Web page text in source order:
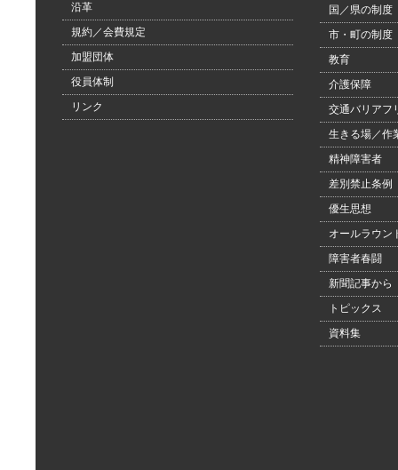
沿革
規約／会費規定
加盟団体
役員体制
リンク
国／県の制度
市・町の制度
教育
介護保障
交通バリアフ
生きる場／作
精神障害者
差別禁止条例
優生思想
オールラウン
障害者春闘
新聞記事から
トピックス
資料集